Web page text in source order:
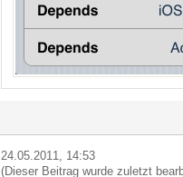
24.05.2011, 14:53
(Dieser Beitrag wurde zuletzt